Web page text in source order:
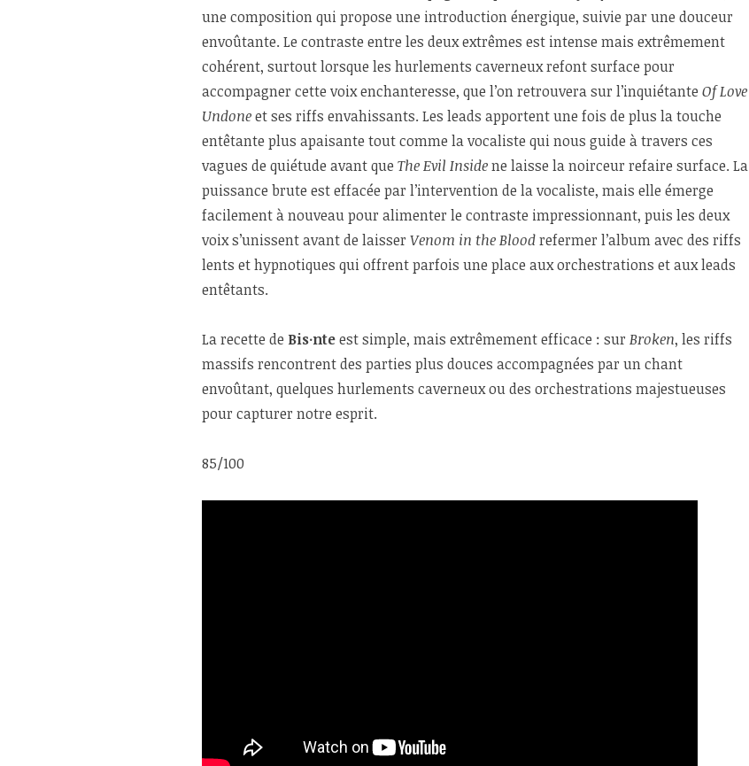
une composition qui propose une introduction énergique, suivie par une douceur
envoûtante. Le contraste entre les deux extrêmes est intense mais extrêmement
cohérent, surtout lorsque les hurlements caverneux refont surface pour
accompagner cette voix enchanteresse, que l’on retrouvera sur l’inquiétante Of Love
Undoneet ses riffs envahissants. Les leads apportent une fois de plus la touche
entêtante plus apaisante tout comme la vocaliste qui nous guide à travers ces
vagues de quiétude avant que The Evil Insidene laisse la noirceur refaire surface. La
puissance brute est effacée par l’intervention de la vocaliste, mais elle émerge
facilement à nouveau pour alimenter le contraste impressionnant, puis les deux
voix s’unissent avant de laisser Venom in the Bloodrefermer l’album avec des riffs
lents et hypnotiques qui offrent parfois une place aux orchestrations et aux leads
entêtants.
La recette de Bis·nteest simple, mais extrêmement efficace : sur Broken, les riffs
massifs rencontrent des parties plus douces accompagnées par un chant
envoûtant, quelques hurlements caverneux ou des orchestrations majestueuses
pour capturer notre esprit.
85/100